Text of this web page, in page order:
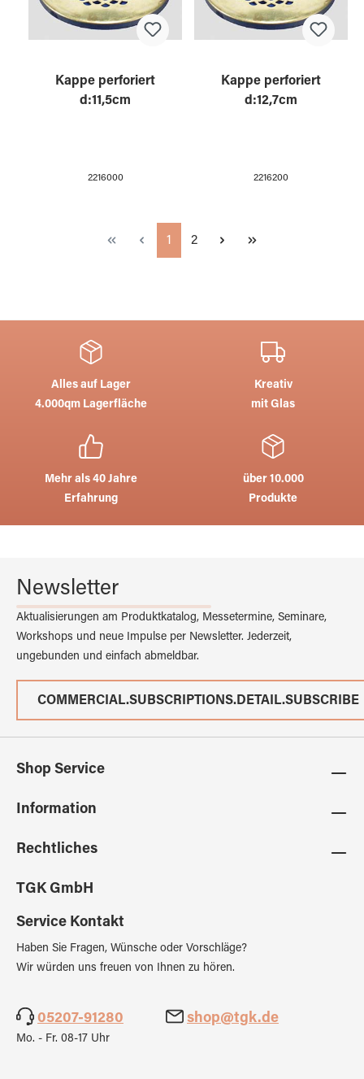
Kappe perforiert
d:11,5cm
2216000
Kappe perforiert
d:12,7cm
2216200
Seite
1 Seite
2
Alles auf Lager
4.000qm Lagerfläche
Kreativ
mit Glas
Mehr als 40 Jahre
Erfahrung
über 10.000
Produkte
Newsletter
Aktualisierungen am Produktkatalog, Messetermine, Seminare,
Workshops und neue Impulse per Newsletter. Jederzeit,
ungebunden und einfach abmeldbar.
COMMERCIAL.SUBSCRIPTIONS.DETAIL.SUBSCRIBE
Shop Service
Information
Rechtliches
TGK GmbH
Service Kontakt
Haben Sie Fragen, Wünsche oder Vorschläge?
Wir würden uns freuen von Ihnen zu hören.
05207-91280 shop@tgk.de
Mo. - Fr. 08-17 Uhr